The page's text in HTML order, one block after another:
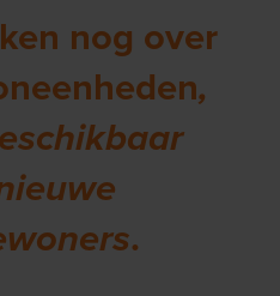
nog over
,
.